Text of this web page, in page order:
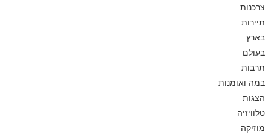
צרכנות
תיירות
בארץ
בעולם
תרבות
במה ואומנות
הצגות
טלוויזיה
מוזיקה